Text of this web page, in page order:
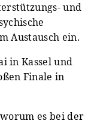
und
Austausch ein.
in Kassel und
Finale in
es bei der